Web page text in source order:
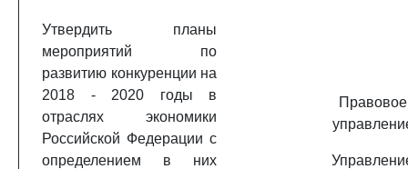
Утвердить планы
мероприятий по
развитию конкуренции на
2018 - 2020 годы в
отраслях экономики
Российской Федерации с
определением в них
Правовое